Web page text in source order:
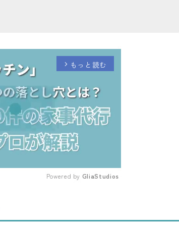
Powered by GliaStudios